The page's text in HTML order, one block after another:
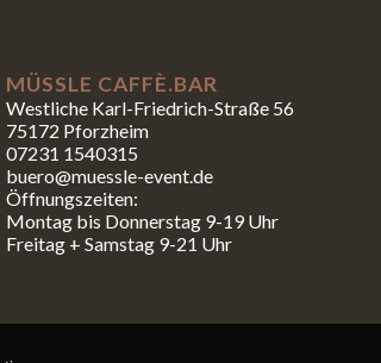
MÜSSLE CAFFÈ.BAR
Westliche Karl-Friedrich-Straße 56
75172 Pforzheim
07231 1540315
buero@muessle-event.de
Öffnungszeiten:
Montag bis Donnerstag 9-19 Uhr
Freitag + Samstag 9-21 Uhr